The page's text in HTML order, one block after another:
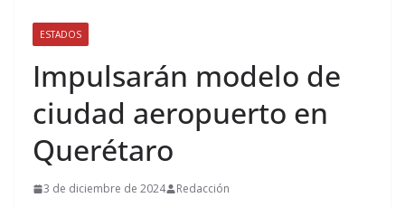
ESTADOS
Impulsarán modelo de
ciudad aeropuerto en
Querétaro
3 de diciembre de 2024 Redacción